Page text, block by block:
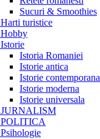
Sucuri & Smoothies
Harti turistice
Hobby
Istorie
Istoria Romaniei
Istorie antica
Istorie contemporana
Istorie moderna
Istorie universala
JURNALISM
POLITICA
Psihologie